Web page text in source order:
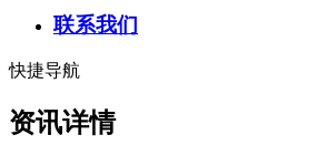
联系我们
快捷导航
资讯详情